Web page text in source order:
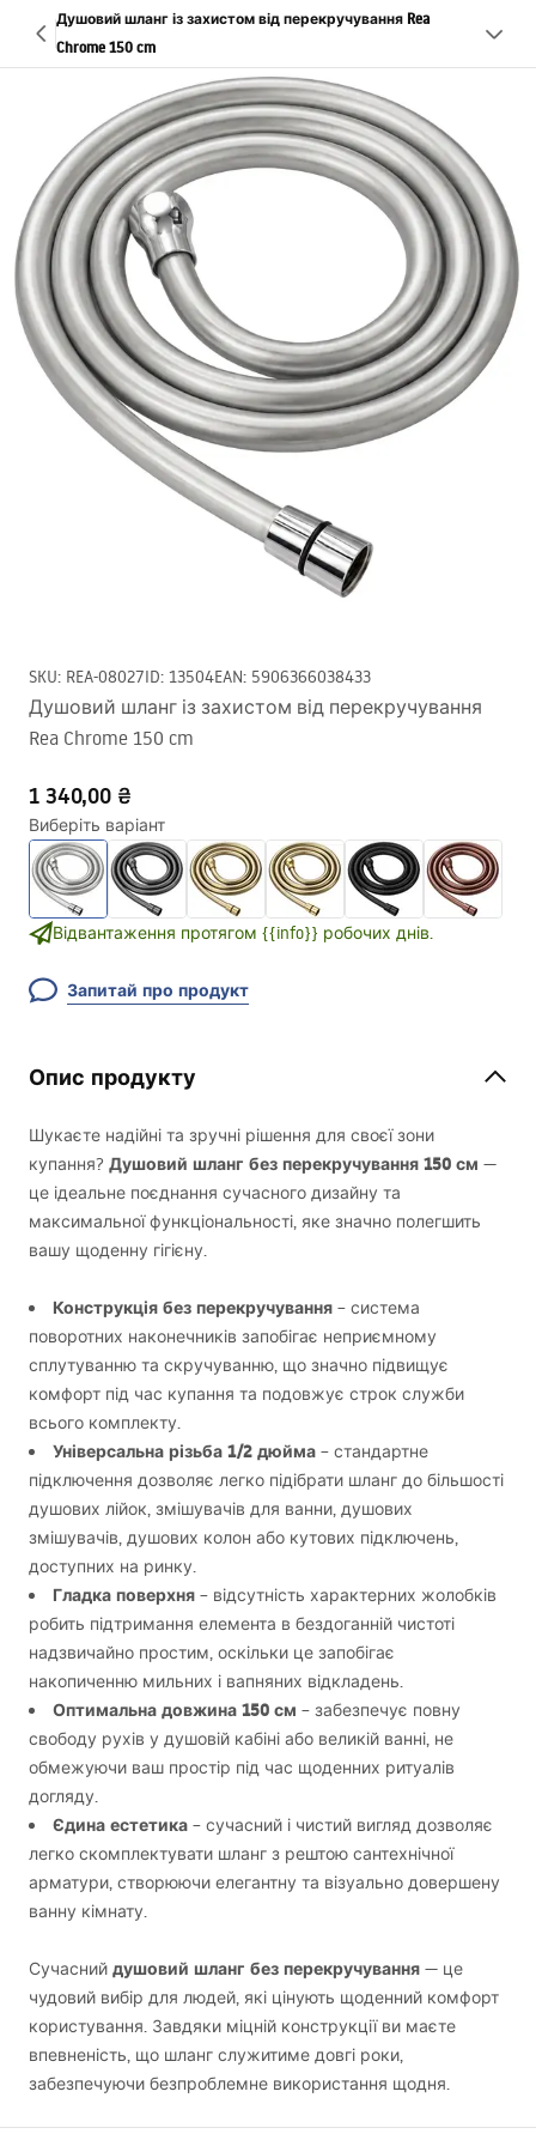
Душовий шланг із захистом від перекручування Rea
Chrome 150 cm
SKU: REA-08027ID: 13504EAN: 5906366038433
Душовий шланг із захистом від перекручування
Rea Chrome 150 cm
1 340,00 ₴
Виберіть варіант
Відвантаження протягом {{info}} робочих днів.
Запитай про продукт
Опис продукту
Шукаєте надійні та зручні рішення для своєї зони
купання? Душовий шланг без перекручування 150 см —
це ідеальне поєднання сучасного дизайну та
максимальної функціональності, яке значно полегшить
вашу щоденну гігієну.
Конструкція без перекручування – система
поворотних наконечників запобігає неприємному
сплутуванню та скручуванню, що значно підвищує
комфорт під час купання та подовжує строк служби
всього комплекту.
Універсальна різьба 1/2 дюйма – стандартне
підключення дозволяє легко підібрати шланг до більшості
душових лійок, змішувачів для ванни, душових
змішувачів, душових колон або кутових підключень,
доступних на ринку.
Гладка поверхня – відсутність характерних жолобків
робить підтримання елемента в бездоганній чистоті
надзвичайно простим, оскільки це запобігає
накопиченню мильних і вапняних відкладень.
Оптимальна довжина 150 см – забезпечує повну
свободу рухів у душовій кабіні або великій ванні, не
обмежуючи ваш простір під час щоденних ритуалів
догляду.
Єдина естетика – сучасний і чистий вигляд дозволяє
легко скомплектувати шланг з рештою сантехнічної
арматури, створюючи елегантну та візуально довершену
ванну кімнату.
Сучасний душовий шланг без перекручування — це
чудовий вибір для людей, які цінують щоденний комфорт
користування. Завдяки міцній конструкції ви маєте
впевненість, що шланг служитиме довгі роки,
забезпечуючи безпроблемне використання щодня.